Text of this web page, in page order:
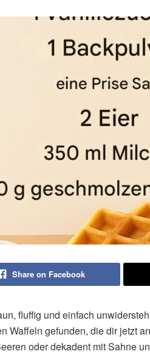
Share on Facebook
fluffig und einfach
Waffeln gefunden, die dir jetzt
oder dekadent mit Sahne